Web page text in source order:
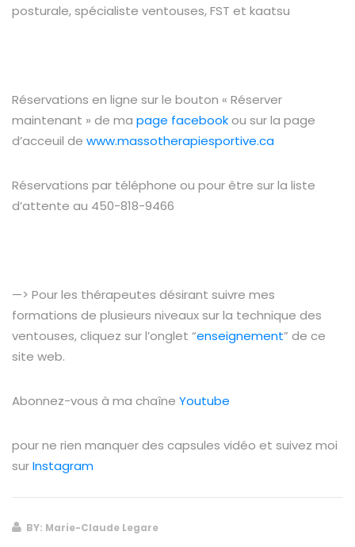
posturale, spécialiste ventouses, FST et kaatsu
Réservations en ligne sur le bouton « Réserver
maintenant » de ma page facebookou sur la page
d’acceuil de www.massotherapiesportive.ca
Réservations par téléphone ou pour être sur la liste
d’attente au 450-818-9466
—> Pour les thérapeutes désirant suivre mes
formations de plusieurs niveaux sur la technique des
ventouses, cliquez sur l’onglet “enseignement” de ce
site web.
Abonnez-vous à ma chaîne Youtube
pour ne rien manquer des capsules vidéo et suivez moi
surInstagram
BY: Marie-Claude Legare